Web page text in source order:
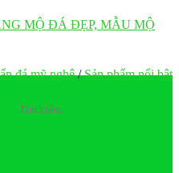
đá mỹ nghệ/Sản phẩm nổi bật